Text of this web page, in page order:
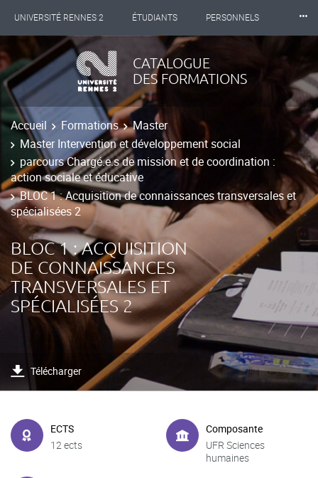
UNIVERSITÉ RENNES 2 ÉTUDIANTS PERSONNELS
INTERNATIONAL PROFESSIONNELS
LES NOUVELLES DE RENNES 2
⸱⸱⸱
CATALOGUE
DES FORMATIONS
Accueil Formations
Master
Master Intervention et développement social
parcours Chargé.e.s de mission et de coordination :
action sociale et éducative
BLOC 1 : Acquisition de connaissances transversales et
spécialisées 2
BLOC 1 : ACQUISITION
DE CONNAISSANCES
TRANSVERSALES ET
SPÉCIALISÉES 2
Télécharger
ECTS
12 ects
Composante
UFR Sciences
humaines